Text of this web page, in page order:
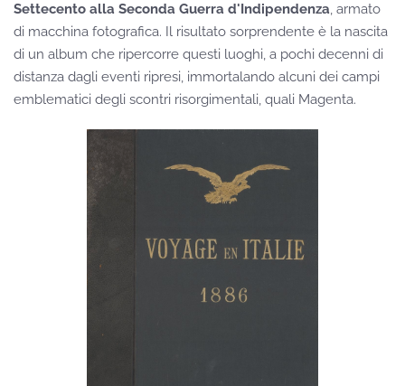
Settecento alla Seconda Guerra d'Indipendenza, armato
di macchina fotografica. Il risultato sorprendente è la nascita
di un album che ripercorre questi luoghi, a pochi decenni di
distanza dagli eventi ripresi, immortalando alcuni dei campi
emblematici degli scontri risorgimentali, quali Magenta.